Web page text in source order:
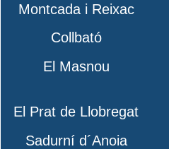
Montcada i Reixac
Collbató
El Masnou
El Prat de Llobregat
Sadurní d´Anoia